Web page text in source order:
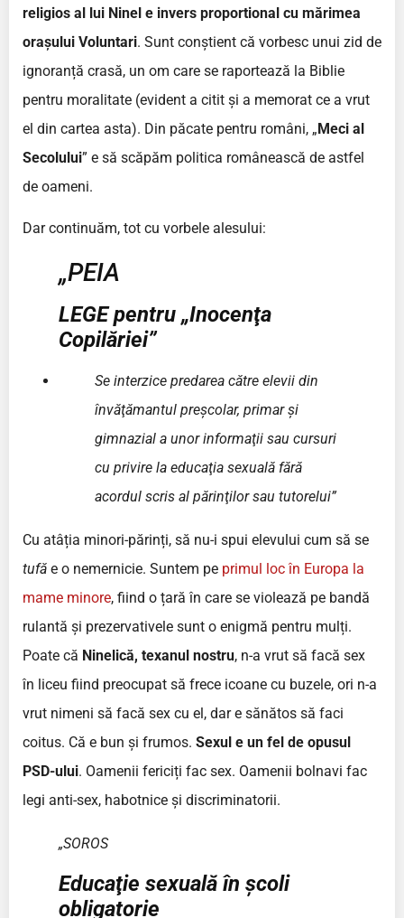
religios al lui Ninel e invers proportional cu mărimea
orașului Voluntari. Sunt conștient că vorbesc unui zid de
ignoranță crasă, un om care se raportează la Biblie
pentru moralitate (evident a citit și a memorat ce a vrut
el din cartea asta). Din păcate pentru români, „Meci al
Secolului” e să scăpăm politica românească de astfel
de oameni.
Dar continuăm, tot cu vorbele alesului:
„PEIA
LEGE pentru „Inocenţa
Copilăriei”
Se interzice predarea către elevii din
învăţămantul preşcolar, primar şi
gimnazial a unor informaţii sau cursuri
cu privire la educaţia sexuală fără
acordul scris al părinţilor sau tutorelui”
Cu atâția minori-părinți, să nu-i spui elevului cum să se
tufă e o nemernicie. Suntem pe primul loc în Europa la
mame minore, fiind o țară în care se violează pe bandă
rulantă și prezervativele sunt o enigmă pentru mulți.
Poate că Ninelică, texanul nostru, n-a vrut să facă sex
în liceu fiind preocupat să frece icoane cu buzele, ori n-a
vrut nimeni să facă sex cu el, dar e sănătos să faci
coitus. Că e bun și frumos. Sexul e un fel de opusul
PSD-ului. Oamenii fericiți fac sex. Oamenii bolnavi fac
legi anti-sex, habotnice și discriminatorii.
„SOROS
Educaţie sexuală în şcoli
obligatorie